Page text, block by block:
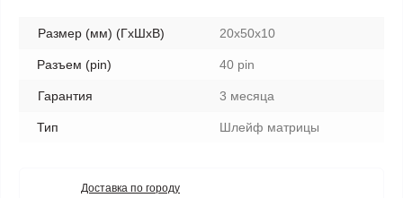
Размер (мм) (ГхШхВ) 20x50x10
Разъем (pin) 40 pin
Гарантия 3 месяца
Тип Шлейф матрицы
Доставка по городу